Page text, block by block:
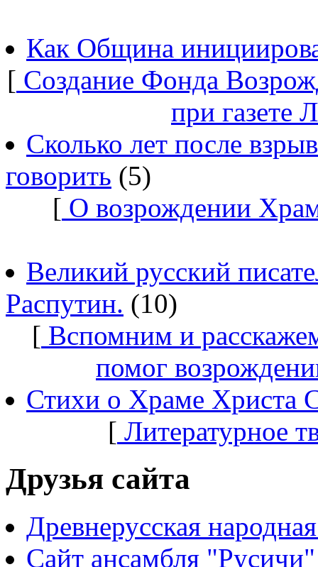
Как Община
[ Создание Фонда
при газете
Сколько лет после
говорить (5)
[ О возрождении
Великий русский
Распутин. (10)
[ Вспомним и
помог
Стихи о Храме Христа
[ Литературное
Друзья сайта
Древнерусская
Сайт ансамбля "Русичи"